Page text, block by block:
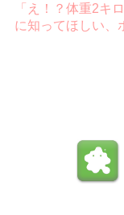
「え！？体重2キ
に知ってほしい、